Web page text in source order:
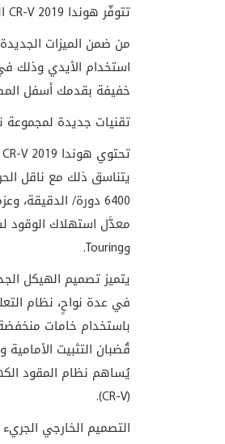
تتوفّر هوندا CR-V 2019 الجديدة بأربع فئات وهي: DX وLX ذات الدفع الثنائي، وEX وTouring ذات الدفع الرباعي.
خفيفة بقدمك أسفل
تقنيات جديدة لمجموعة
وTouring.
في عدة نواحٍ، نظام
باستخدام خامات
قُضبان التثبيت الأمامية
(CR-V).
التصميم الخارجي